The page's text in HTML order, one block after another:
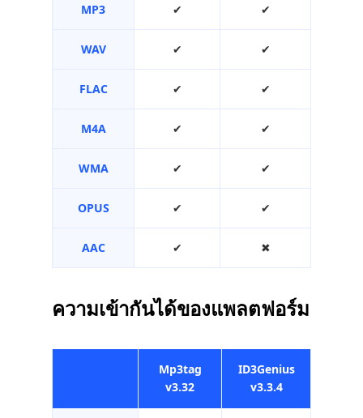
MP3 ✔︎ ✔︎
WAV ✔︎ ✔︎
FLAC ✔︎ ✔︎
M4A ✔︎ ✔︎
WMA ✔︎ ✔︎
OPUS ✔︎ ✔︎
AAC ✔︎ ✖︎
ความเข้ากันได้ของแพลตฟอร์ม
Mp3tag
v3.32
ID3Genius
v3.3.4